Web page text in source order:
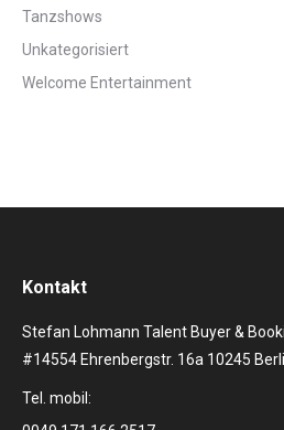
Tanzshows
Unkategorisiert
Welcome Entertainment
Kontakt
Stefan Lohmann Talent Buyer &
#14554 Ehrenbergstr. 16a 10245
Tel. mobil: